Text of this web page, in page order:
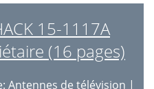
15-1117A
(16 pages)
Antennes de télévision |